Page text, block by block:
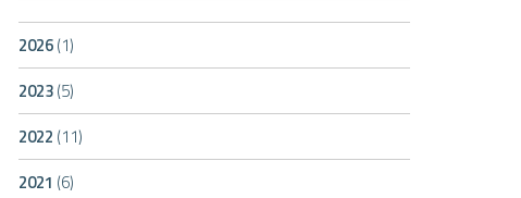
2026(1)
2023(5)
2022 (11)
2021 (6)